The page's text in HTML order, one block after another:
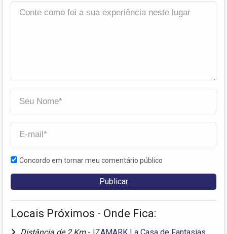
Concordo em tornar meu comentário público
Locais Próximos - Onde Fica:
Distância de 2 Km - IZAMARK La Casa de Fantasias